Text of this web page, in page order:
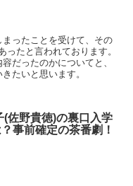
ったことを受けて、その
ったと言われております。
だったのかについてと、
たいと思います。
(佐野貴徳)の裏口入学
事前確定の茶番劇！